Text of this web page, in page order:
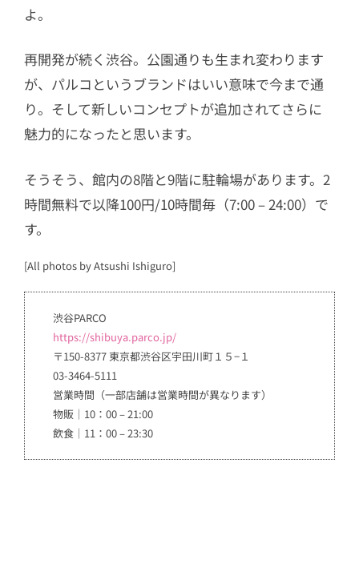
よ。
再開発が続く渋谷。公園通りも生まれ変わります
が、パルコというブランドはいい意味で今まで通
り。そして新しいコンセプトが追加されてさらに
魅力的になったと思います。
そうそう、館内の8階と9階に駐輪場があります。2
時間無料で以降100円/10時間毎（7:00 – 24:00）で
す。
[All photos by Atsushi Ishiguro]
渋谷PARCO
https://shibuya.parco.jp/
〒150-8377 東京都渋谷区宇田川町１５−１
03-3464-5111
営業時間（一部店舗は営業時間が異なります）
物販｜10：00 – 21:00
飲食｜11：00 – 23:30